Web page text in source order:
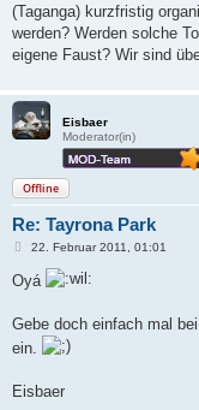
(Taganga) kurzfristig
werden? Werden solche
eigene Faust? Wir sind
Eisbaer
Moderator(in)
Offline
Re: Tayrona Park
B
i
t
a
g
22. Februar 2011, 01:01
Oyá
Gebe doch einfach mal
ein.
Eisbaer